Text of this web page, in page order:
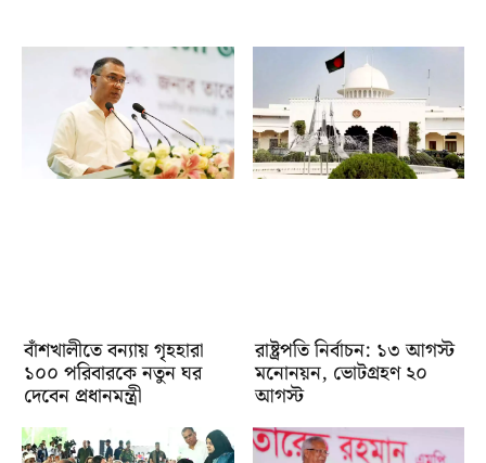
বাঁশখালীতে বন্যায় গৃহহারা
১০০ পরিবারকে নতুন ঘর
দেবেন প্রধানমন্ত্রী
রাষ্ট্রপতি নির্বাচন: ১৩ আগস্ট
মনোনয়ন, ভোটগ্রহণ ২০
আগস্ট